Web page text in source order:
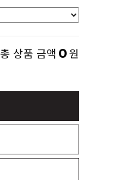
총 상품 금액 0원